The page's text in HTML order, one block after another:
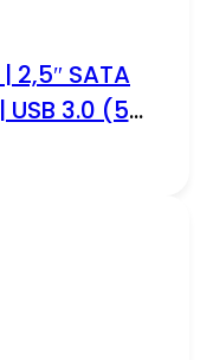
2,5″ SATA
USB 3.0 (5